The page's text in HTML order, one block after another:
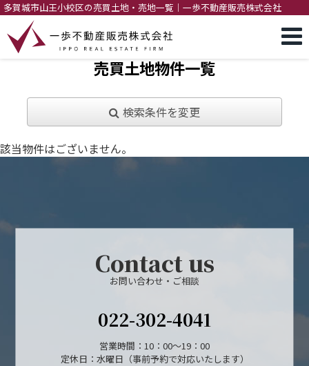
多賀城市山王小校区の売買土地・売地一覧｜一歩不動産販売株式会社
売買土地物件一覧
検索条件を変更
該当物件はございません。
Contact us
お問い合わせ・ご相談
022-302-4041
営業時間：10：00～19：00
定休日：水曜日（事前予約で対応いたします）